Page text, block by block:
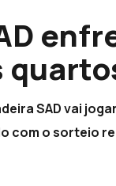
SAD vai
com o sorteio